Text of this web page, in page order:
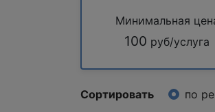
Минимальная
100 руб/услуга
Сортировать по